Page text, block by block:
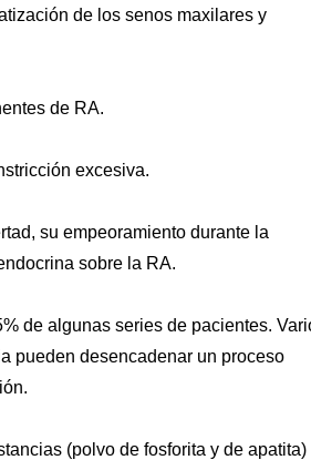
de los senos maxilares y
de RA.
excesiva.
su empeoramiento durante la
sobre la RA.
de algunas series de pacientes.
pueden desencadenar un proceso
(polvo de fosforita y de apatita)